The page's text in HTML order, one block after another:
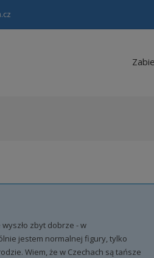
zbyt dobrze - w
jestem normalnej figury, tylko
Wiem, że w Czechach są tańsze